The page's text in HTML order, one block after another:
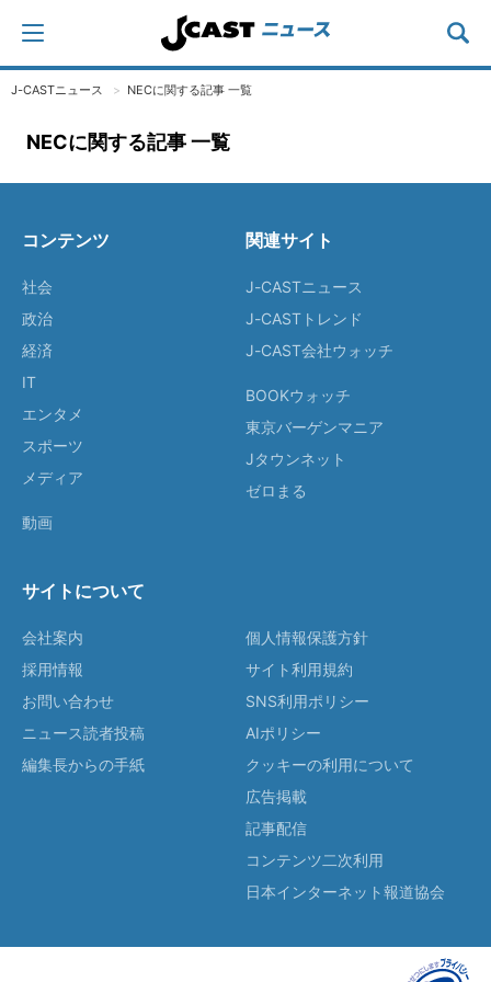
J-CASTニュース NECに関する記事 一覧
NECに関する記事 一覧
コンテンツ
社会
政治
経済
IT
エンタメ
スポーツ
メディア
動画
関連サイト
J-CASTニュース
J-CASTトレンド
J-CAST会社ウォッチ
BOOKウォッチ
東京バーゲンマニア
Jタウンネット
ゼロまる
サイトについて
会社案内
採用情報
お問い合わせ
ニュース読者投稿
編集長からの手紙
個人情報保護方針
サイト利用規約
SNS利用ポリシー
AIポリシー
クッキーの利用について
広告掲載
記事配信
コンテンツ二次利用
日本インターネット報道協会